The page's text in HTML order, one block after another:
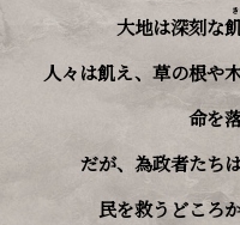
PRODUCTS
大地は深刻な
人々は飢え、草の根や
命を
だが、為政者たち
民を救うどころ